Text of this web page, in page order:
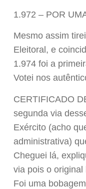
1.972 – POR
Mesmo assim
Eleitoral, e
1.974 foi a
Votei nos
CERTIFICADO
segunda via
Exército (acho
administrativa)
Cheguei lá,
via pois o
Foi uma